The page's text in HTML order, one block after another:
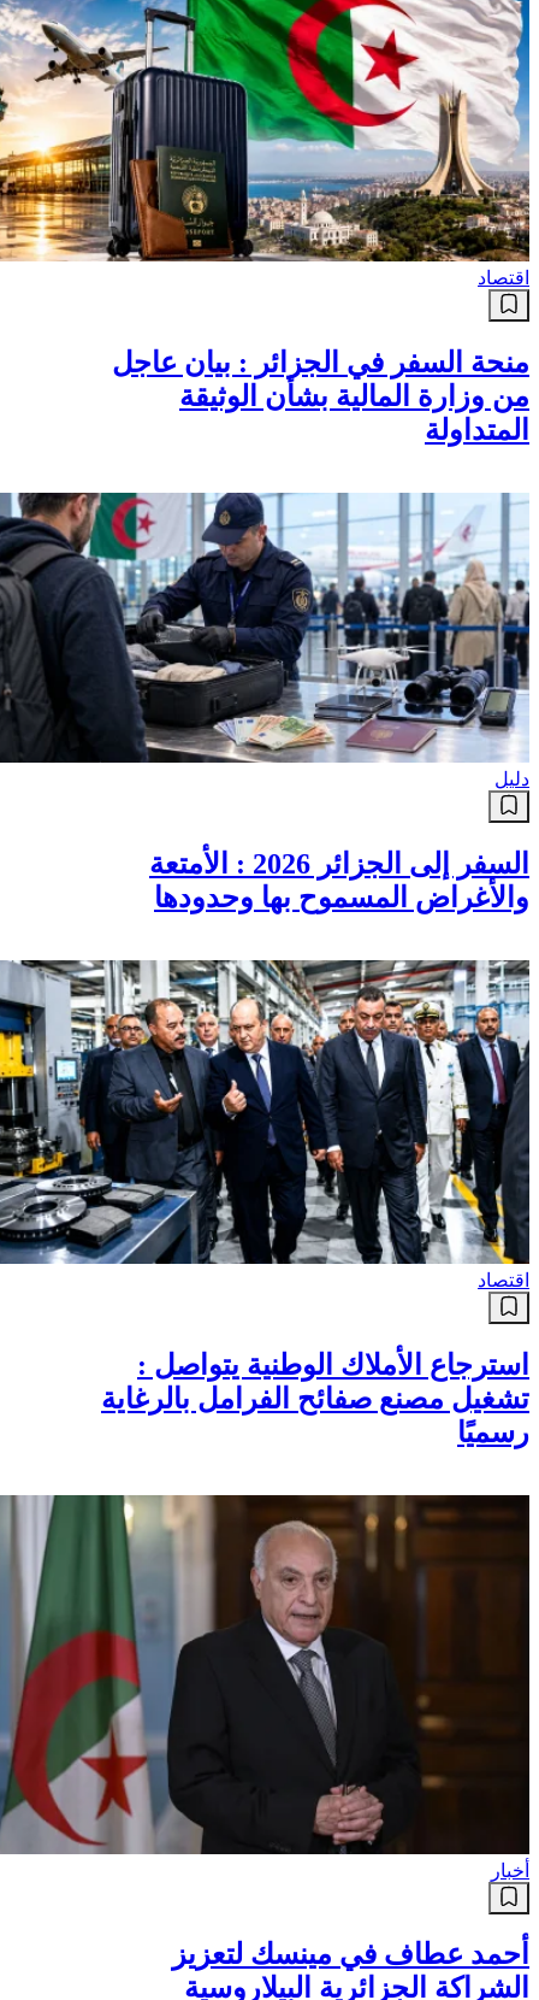
اقتصاد
منحة السفر في الجزائر : بيان عاجل
من وزارة المالية بشأن الوثيقة
المتداولة
دليل
السفر إلى الجزائر 2026 : الأمتعة
والأغراض المسموح بها وحدودها
اقتصاد
استرجاع الأملاك الوطنية يتواصل :
تشغيل مصنع صفائح الفرامل بالرغاية
رسميًا
أخبار
أحمد عطاف في مينسك لتعزيز
الشراكة الجزائرية البيلاروسية